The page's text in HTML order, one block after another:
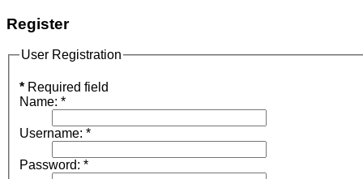
Register
User Registration
* Required field
Name: *
Username: *
Password: *